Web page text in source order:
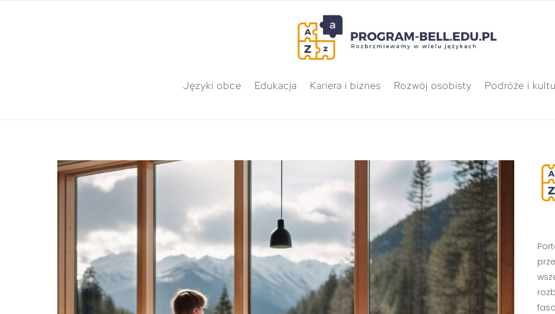
Języki obce Edukacja Kariera i biznes Rozwój osobisty Podróże i